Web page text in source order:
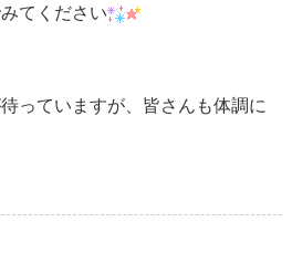
てください
っていますが、皆さんも体調に